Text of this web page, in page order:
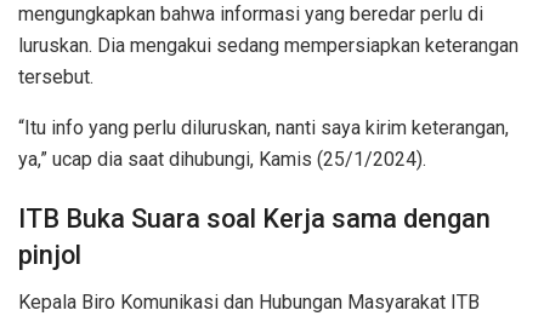
mengungkapkan bahwa informasi yang beredar perlu di
luruskan. Dia mengakui sedang mempersiapkan keterangan
tersebut.
“Itu info yang perlu diluruskan, nanti saya kirim keterangan,
ya,” ucap dia saat dihubungi, Kamis (25/1/2024).
ITB Buka Suara soal Kerja sama dengan
pinjol
Kepala Biro Komunikasi dan Hubungan Masyarakat ITB